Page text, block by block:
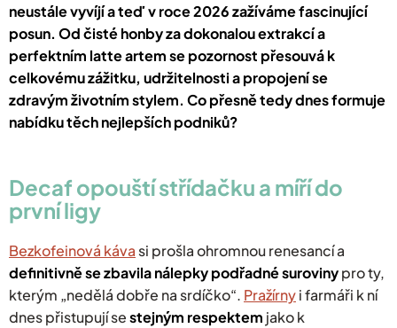
neustále vyvíjí a teď v roce 2026 zažíváme fascinující
posun. Od čisté honby za dokonalou extrakcí a
perfektním latte artem se pozornost přesouvá k
celkovému zážitku, udržitelnosti a propojení se
zdravým životním stylem. Co přesně tedy dnes formuje
nabídku těch nejlepších podniků?
​Decaf opouští střídačku a míří do
první ligy
Bezkofeinová káva si prošla ohromnou renesancí a
definitivně se zbavila nálepky podřadné surovinypro ty,
kterým „nedělá dobře na srdíčko“. Pražírnyi farmáři k ní
dnes přistupují sestejným respektem jako k